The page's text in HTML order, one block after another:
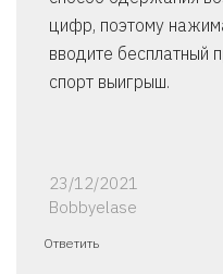
цифр, поэтому
вводите бесплатный
спорт выигрыш.
23/12/2021
Bobbyelase
Ответить